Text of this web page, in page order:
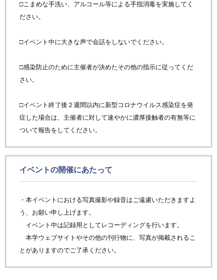
□こまめな手洗い、アルコール等による手指消毒を実施してく
ださい。
□イベント中に大きな声で会話をしないでください。
□感染防止のために主催者が決めたその他の指示に従ってくだ
さい。
□イベント終了後２週間以内に新型コロナウイルス感染症を発
症した場合は、主催者に対して速やかに濃厚接触者の有無等に
ついて報告をしてください。
イベントの開催にあたって
・本イベントにおける写真撮影や録音はご遠慮いただきますよ
う、お願い申し上げます。
イベント中は記録用としてレコーディングを行います。
本学ウェブサイトやその他の刊行物に、写真が掲載されるこ
とがありますのでご了承ください。